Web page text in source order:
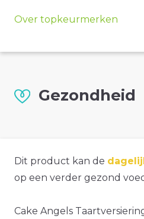
Over topkeurmerken
Gezondheid
Dit product kan de
op een verder gezond
Cake Angels